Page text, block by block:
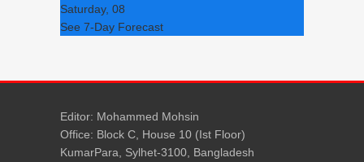
Saturday, 08
See 7-Day Forecast
Editor: Mohammed Mohsin
Office: Block C, House 10 (Ist Floor)
KumarPara, Sylhet-3100, Bangladesh